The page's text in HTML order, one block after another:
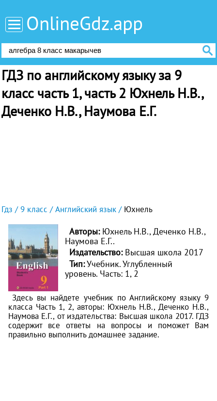
OnlineGdz.app
ГДЗ по английскому языку за 9
класс часть 1, часть 2 Юхнель Н.В.,
Деченко Н.В., Наумова Е.Г.
Гдз 9 класс Английский язык Юхнель
Авторы: Юхнель Н.В., Деченко Н.В.,
Наумова Е.Г..
Издательство: Высшая школа 2017
Тип:Учебник. Углубленный
уровень. Часть: 1, 2
Здесь вы найдете учебник по Английскому языку 9
класса Часть 1, 2, авторы: Юхнель Н.В., Деченко Н.В.,
Наумова Е.Г., от издательства: Высшая школа 2017. ГДЗ
содержит все ответы на вопросы и поможет Вам
правильно выполнить домашнее задание.